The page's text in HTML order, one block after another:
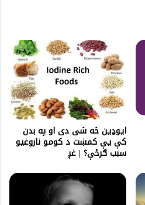
ایوډين څه شی دی او په بدن
کې یې کمښت د کومو ناروغیو
سبب ګرځې؟ | غږ